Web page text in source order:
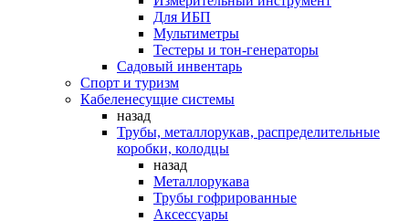
Для ИБП
Мультиметры
Тестеры и тон-генераторы
Садовый инвентарь
Спорт и туризм
Кабеленесущие системы
назад
Трубы, металлорукав, распределительные
коробки, колодцы
назад
Металлорукава
Трубы гофрированные
Аксессуары